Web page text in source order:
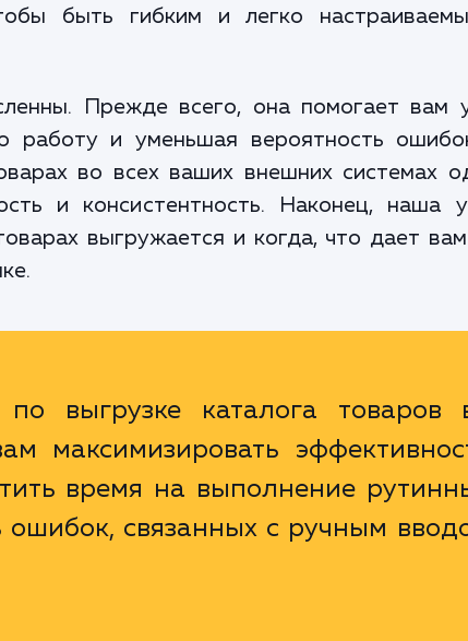
быть гибким и легко
Прежде всего, она помогает вам
работу и уменьшая вероятность
во всех ваших внешних системах
и консистентность. Наконец, наша
выгружается и когда, что дает
выгрузке каталога товаров
максимизировать
время на выполнение
ошибок, связанных с ручным